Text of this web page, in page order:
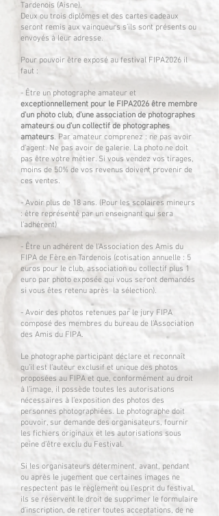
Tardenois (Aisne).
Deux ou trois diplômes et des cartes cadeaux
seront remis aux vainqueurs s’ils sont présents ou
envoyés à leur adresse.
Pour pouvoir être exposé au festival FIPA2026 il
faut :
- Être un photographe amateur et
exceptionnellement pour le FIPA2026 être membre
d'un photo club, d'une association de photographes
amateurs ou d'un collectif de photographes
amateurs. Par amateur comprenez : ne pas avoir
d’agent. Ne pas avoir de galerie. La photo ne doit
pas être votre métier. Si vous vendez vos tirages,
moins de 50% de vos revenus doivent provenir de
ces ventes.
- Avoir plus de 18 ans. (Pour les scolaires mineurs
: être représenté par un enseignant qui sera
l’adhérent)
- Être un adhérent de l’Association des Amis du
FIPA de Fère en Tardenois (cotisation annuelle : 5
euros pour le club, association ou collectif plus 1
euro par photo exposée qui vous seront demandés
si vous êtes retenu après la sélection).
- Avoir des photos retenues par le jury FIPA
composé des membres du bureau de l’Association
des Amis du FIPA.
Le photographe participant déclare et reconnaît
qu’il est l’auteur exclusif et unique des photos
proposées au FIPA et que, conformément au droit
à l’image, il possède toutes les autorisations
nécessaires à l’exposition des photos des
personnes photographiées. Le photographe doit
pouvoir, sur demande des organisateurs, fournir
les fichiers originaux et les autorisations sous
peine d’être exclu du Festival.
Si les organisateurs déterminent, avant, pendant
ou après le jugement que certaines images ne
respectent pas le règlement ou l’esprit du festival,
ils se réservent le droit de supprimer le formulaire
d’inscription, de retirer toutes acceptations, de ne